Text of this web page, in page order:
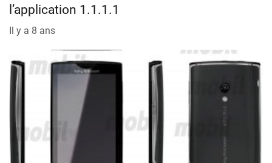
l’application 1.1.1.1
Il y a 8 ans